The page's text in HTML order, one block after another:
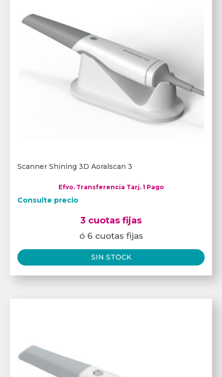
Scanner Shining 3D Aoralscan 3
Efvo. Transferencia Tarj. 1 Pago
Consulte precio
3 cuotas fijas
ó 6 cuotas fijas
SIN STOCK